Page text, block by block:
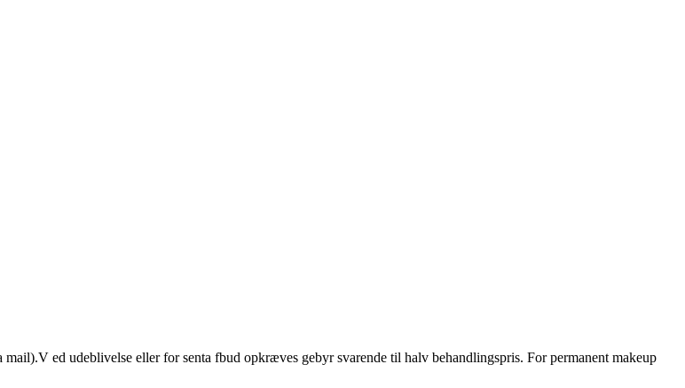
ed udeblivelse eller for senta fbud opkræves gebyr svarende til halv behandlingspris. For permanent makeup